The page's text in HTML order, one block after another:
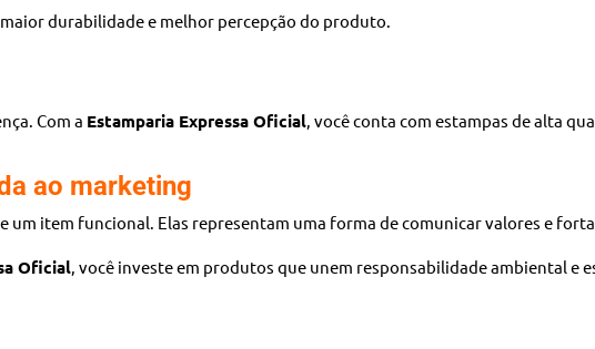
durabilidade e melhor percepção do produto.
Com a Estamparia Expressa Oficial, você conta com estampas de alta
ao marketing
um item funcional. Elas representam uma forma de comunicar valores e
Oficial, você investe em produtos que unem responsabilidade ambiental